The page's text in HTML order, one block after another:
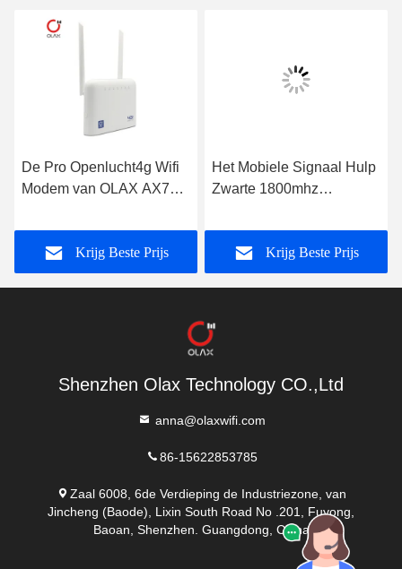
De Pro Openlucht4g Wifi
Modem van OLAX AX7
5000mah 300mbps
Krijg Beste Prijs
Het Mobiele Signaal Hulp
Zwarte 1800mhz
OLAX WR01 4G LTE
Krijg Beste Prijs
Shenzhen Olax Technology CO.,Ltd
anna@olaxwifi.com
86-15622853785
Zaal 6008, 6de Verdieping de Industriezone, van
Jincheng (Baode), Lixin South Road No .201, Fuyong,
Baoan, Shenzhen. Guangdong, China